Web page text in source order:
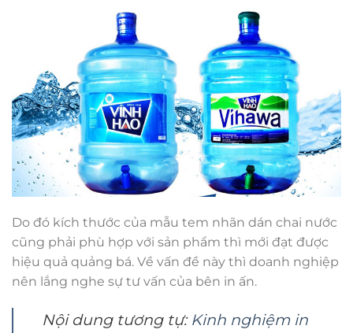
Do đó kích thước của mẫu tem nhãn dán chai nước
cũng phải phù hợp với sản phẩm thì mới đạt được
hiệu quả quảng bá. Về vấn đề này thì doanh nghiệp
nên lắng nghe sự tư vấn của bên in ấn.
Nội dung tương tự: Kinh nghiệm in